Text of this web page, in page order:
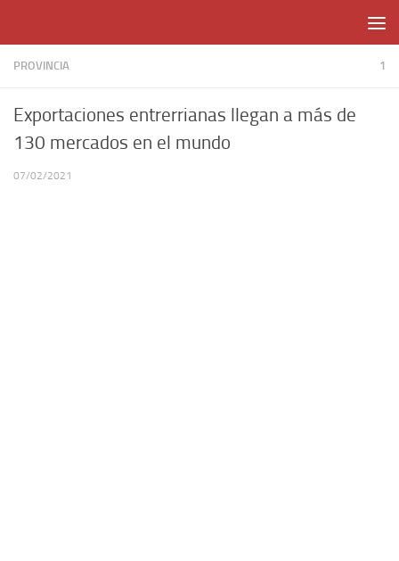
PROVINCIA 1
Exportaciones entrerrianas llegan a más de
130 mercados en el mundo
07/02/2021